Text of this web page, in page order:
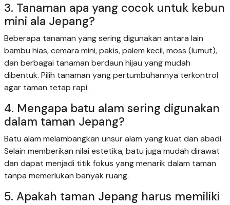
3. Tanaman apa yang cocok untuk kebun
mini ala Jepang?
Beberapa tanaman yang sering digunakan antara lain
bambu hias, cemara mini, pakis, palem kecil, moss (lumut),
dan berbagai tanaman berdaun hijau yang mudah
dibentuk. Pilih tanaman yang pertumbuhannya terkontrol
agar taman tetap rapi.
4. Mengapa batu alam sering digunakan
dalam taman Jepang?
Batu alam melambangkan unsur alam yang kuat dan abadi.
Selain memberikan nilai estetika, batu juga mudah dirawat
dan dapat menjadi titik fokus yang menarik dalam taman
tanpa memerlukan banyak ruang.
5. Apakah taman Jepang harus memiliki